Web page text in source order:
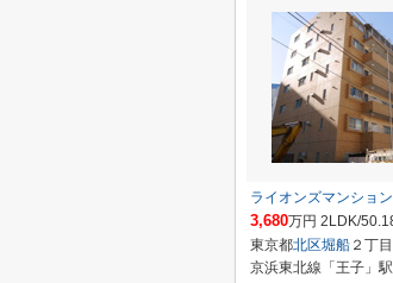
ライオンズマンショ
3,680万円 2LDK/
東京都北区堀船 ２丁目
京浜東北線「王子」